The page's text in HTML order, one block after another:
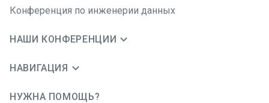
Конференция по инженерии данных
НАШИ КОНФЕРЕНЦИИ
НАВИГАЦИЯ
НУЖНА ПОМОЩЬ?